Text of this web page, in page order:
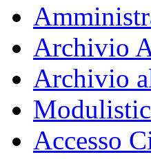
Archivio
Archivio
Accesso